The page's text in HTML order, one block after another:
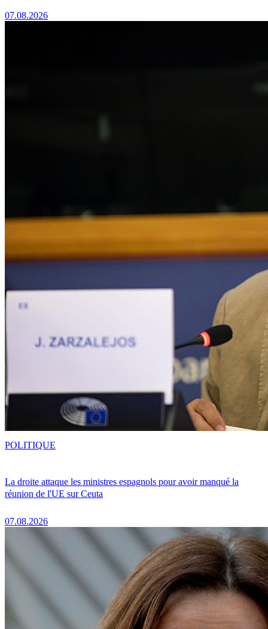
07.08.2026
La droite attaque les ministres espagnols pour avoir manqué la
réunion de l'UE sur Ceuta
07.08.2026
POLITIQUE